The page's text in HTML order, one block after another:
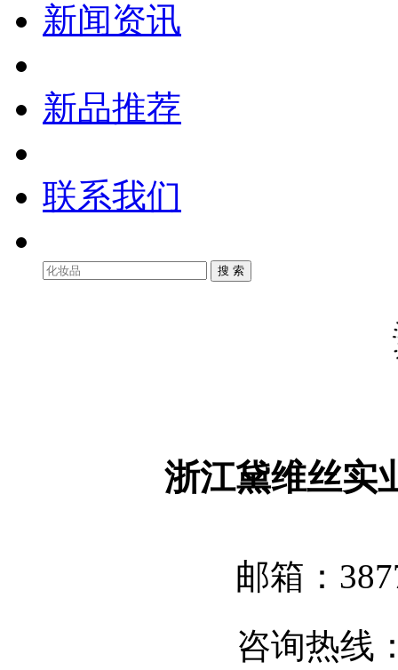
新闻资讯
新品推荐
联系我们
浙江黛维丝实
邮箱：
咨询热线